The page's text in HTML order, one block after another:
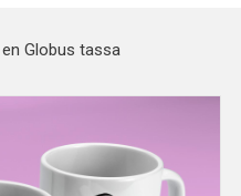
Globus tassa